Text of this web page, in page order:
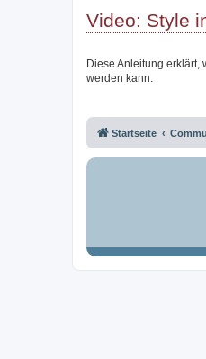
Video: Style
Diese Anleitung erklärt,
werden kann.
Startseite